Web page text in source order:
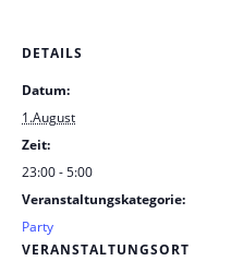
DETAILS
Datum:
1.August
Zeit:
23:00 - 5:00
Veranstaltungskategorie:
Party
VERANSTALTUNGSORT